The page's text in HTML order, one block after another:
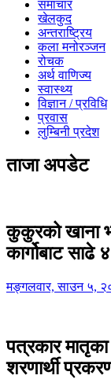
समाचार
खेलकुद
अन्तराष्ट्रिय
कला मनोरञ्जन
रोचक
अर्थ वाणिज्य
स्वास्थ्य
विज्ञान / प्रविधि
प्रवास
लुम्बिनी प्रदेश
ताजा अपडेट
कुकुरको खाना
कार्गोबाट
मङ्गलवार, साउन ५,
पत्रकार
शरणार्थी